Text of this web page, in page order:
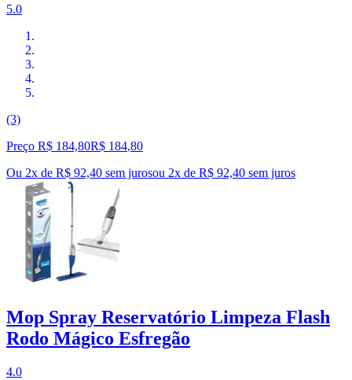
5.0
(3)
Preço R$ 184,80R$ 184,80
Ou 2x de R$ 92,40 sem jurosou 2x de R$ 92,40 sem juros
Mop Spray Reservatório Limpeza Flash
Rodo Mágico Esfregão
4.0